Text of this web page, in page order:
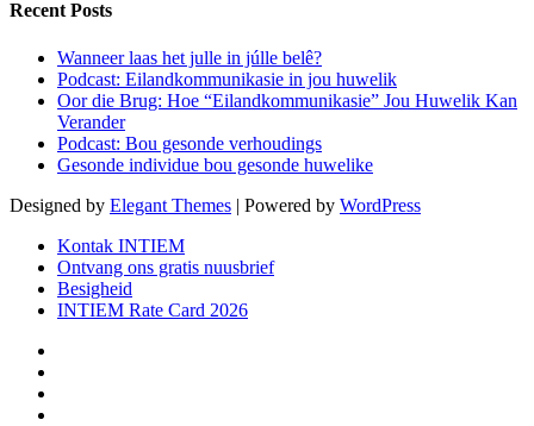
Recent Posts
Wanneer laas het julle in júlle belê?
Podcast: Eilandkommunikasie in jou huwelik
Oor die Brug: Hoe “Eilandkommunikasie” Jou Huwelik Kan
Verander
Podcast: Bou gesonde verhoudings
Gesonde individue bou gesonde huwelike
Designed by Elegant Themes | Powered by WordPress
Kontak INTIEM
Ontvang ons gratis nuusbrief
Besigheid
INTIEM Rate Card 2026